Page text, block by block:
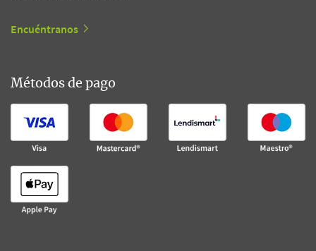
Encuéntranos
Métodos de pago